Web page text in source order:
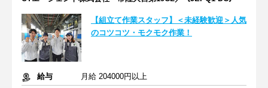
【組立て作業スタッフ】＜未経験歓迎＞人気
のコツコツ・モクモク作業！
給与
月給 204000円以上